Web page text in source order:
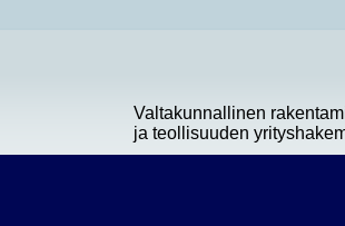
Valtakunnallinen
ja teollisuuden